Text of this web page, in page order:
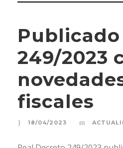
Publicado
249/2023
fiscales
18/04/2023